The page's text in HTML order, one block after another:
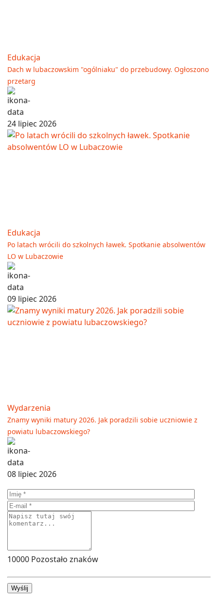
Edukacja
Dach w lubaczowskim "ogólniaku" do przebudowy. Ogłoszono
przetarg
24 lipiec 2026
Edukacja
Po latach wrócili do szkolnych ławek. Spotkanie absolwentów
LO w Lubaczowie
09 lipiec 2026
Wydarzenia
Znamy wyniki matury 2026. Jak poradzili sobie uczniowie z
powiatu lubaczowskiego?
08 lipiec 2026
10000 Pozostało znaków
Wyślij